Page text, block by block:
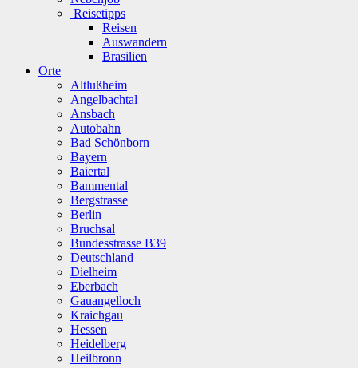
Reisetipps
Reisen
Auswandern
Brasilien
Orte
Altlußheim
Angelbachtal
Ansbach
Autobahn
Bad Schönborn
Bayern
Baiertal
Bammental
Bergstrasse
Berlin
Bruchsal
Bundesstrasse B39
Deutschland
Dielheim
Eberbach
Gauangelloch
Kraichgau
Hessen
Heidelberg
Heilbronn